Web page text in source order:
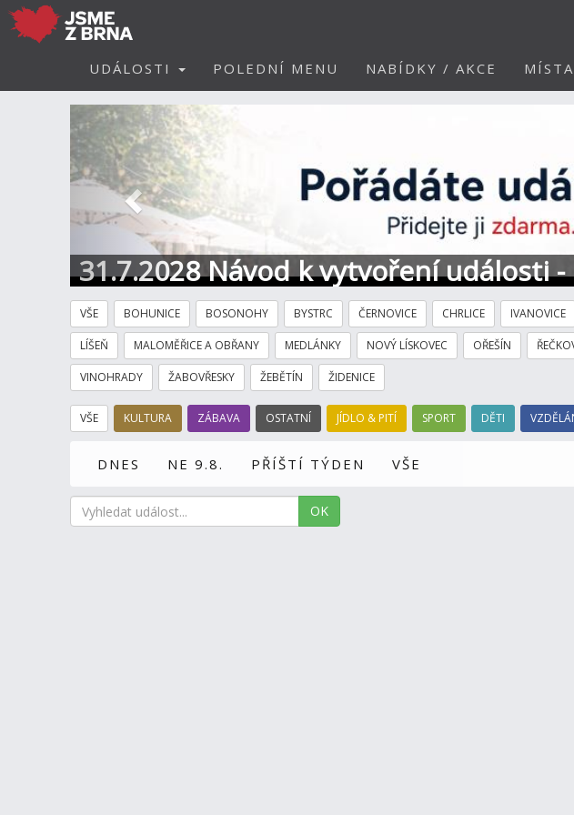
UDÁLOSTI POLEDNÍ MENU NABÍDKY / AKCE MÍSTA
31.7.2028 Návod k vytvoření události
Předchozí
VŠE BOHUNICE BOSONOHY BYSTRC ČERNOVICE CHRLICE IVANOVICE
LÍŠEŇ MALOMĚŘICE A OBŘANY MEDLÁNKY NOVÝ LÍSKOVEC OŘEŠÍN
VINOHRADY ŽABOVŘESKY ŽEBĚTÍN ŽIDENICE
VŠE KULTURA ZÁBAVA OSTATNÍ JÍDLO & PITÍ SPORT DĚTI
DNES NE 9.8. PŘÍŠTÍ TÝDEN VŠE
OK